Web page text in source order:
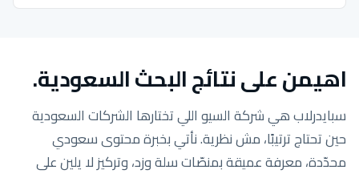
اهيمن على نتائج البحث السعودية.
سبايدرلاب هي شركة السيو اللي تختارها الشركات السعودية
حين تحتاج ترتيبًا، مش نظرية. نأتي بخبرة محتوى سعودي
محدّدة، معرفة عميقة بمنصّات سلة وزد، وتركيز لا يلين على